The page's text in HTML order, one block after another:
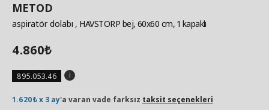
METOD
aspiratör dolabı , HAVSTORP bej, 60x60 cm, 1 kapaklı
4.860₺
895.053.46
1.620₺ x 3 ay'a varan vade farksız taksit seçenekleri